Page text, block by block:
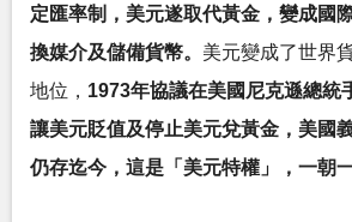
定匯率制，美元遂取代黃金，變成國
換媒介及儲備貨幣。 美元變成了世界
地位， 1973年協議在美國尼克遜總統
讓美元貶值及停止美元兌黃金，美國
仍存迄今，這是「美元特權」，一朝